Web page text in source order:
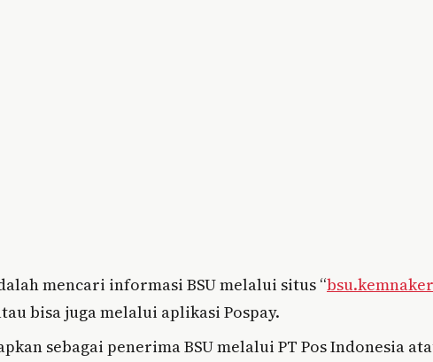
mencari informasi BSU melalui situs “
bisa juga melalui aplikasi Pospay.
sebagai penerima BSU melalui PT Pos Indonesia